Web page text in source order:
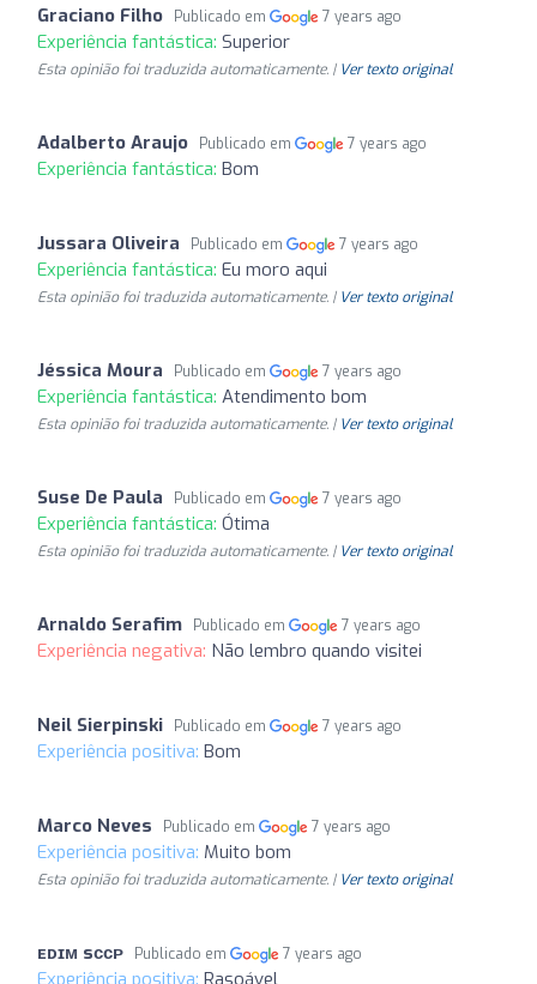
Graciano Filho Publicado em 7 years ago
Experiência fantástica: Superior
Esta opinião foi traduzida automaticamente. | Ver texto original
Adalberto Araujo Publicado em 7 years ago
Experiência fantástica: Bom
Jussara Oliveira Publicado em 7 years ago
Experiência fantástica: Eu moro aqui
Esta opinião foi traduzida automaticamente. | Ver texto original
Jéssica Moura Publicado em 7 years ago
Experiência fantástica: Atendimento bom
Esta opinião foi traduzida automaticamente. | Ver texto original
Suse De Paula Publicado em 7 years ago
Experiência fantástica: Ótima
Esta opinião foi traduzida automaticamente. | Ver texto original
Arnaldo Serafim Publicado em 7 years ago
Experiência negativa: Não lembro quando visitei
Neil Sierpinski Publicado em 7 years ago
Experiência positiva: Bom
Marco Neves Publicado em 7 years ago
Experiência positiva: Muito bom
Esta opinião foi traduzida automaticamente. | Ver texto original
ᴇᴅɪᴍ sᴄᴄᴘ Publicado em 7 years ago
Experiência positiva: Rasoável